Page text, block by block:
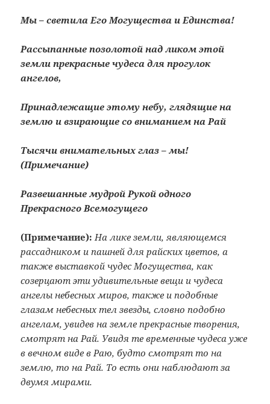
Мы – светила Его Могущества и Единства!
Рассыпанные позолотой над ликом этой
земли прекрасные чудеса для прогулок
ангелов,
Принадлежащие этому небу, глядящие на
землю и взирающие со вниманием на Рай
Тысячи внимательных глаз – мы!
(Примечание)
Развешанные мудрой Рукой одного
Прекрасного Всемогущего
(Примечание): На лике земли, являющемся
рассадником и пашней для райских цветов, а
также выставкой чудес Могущества, как
созерцают эти удивительные вещи и чудеса
ангелы небесных миров, также и подобные
глазам небесных тел звезды, словно подобно
ангелам, увидев на земле прекрасные творения,
смотрят на Рай. Увидя те временные чудеса уже
в вечном виде в Раю, будто смотрят то на
землю, то на Рай. То есть они наблюдают за
двумя мирами.